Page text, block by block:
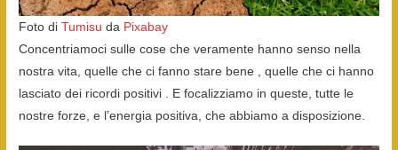
Foto diTumisu da Pixabay
Concentriamoci sulle cose che veramente hanno senso nella
nostra vita, quelle che ci fanno stare bene , quelle che ci hanno
lasciato dei ricordi positivi . E focalizziamo in queste, tutte le
nostre forze, e l’energia positiva, che abbiamo a disposizione.